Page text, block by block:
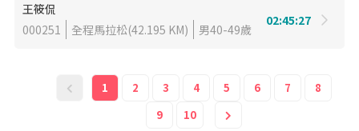
王筱侃
000251
全程馬拉松(42.195 KM) 男40-49歲
02:45:27
1 2 3 4 5 6 7
8
9
10